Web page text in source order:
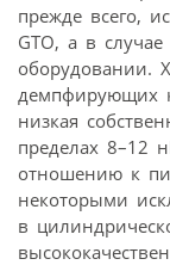
прежде всего,
GTO, а в
оборудовании.
демпфирующих
низкая
пределах 8–12
отношению к
некоторыми
в